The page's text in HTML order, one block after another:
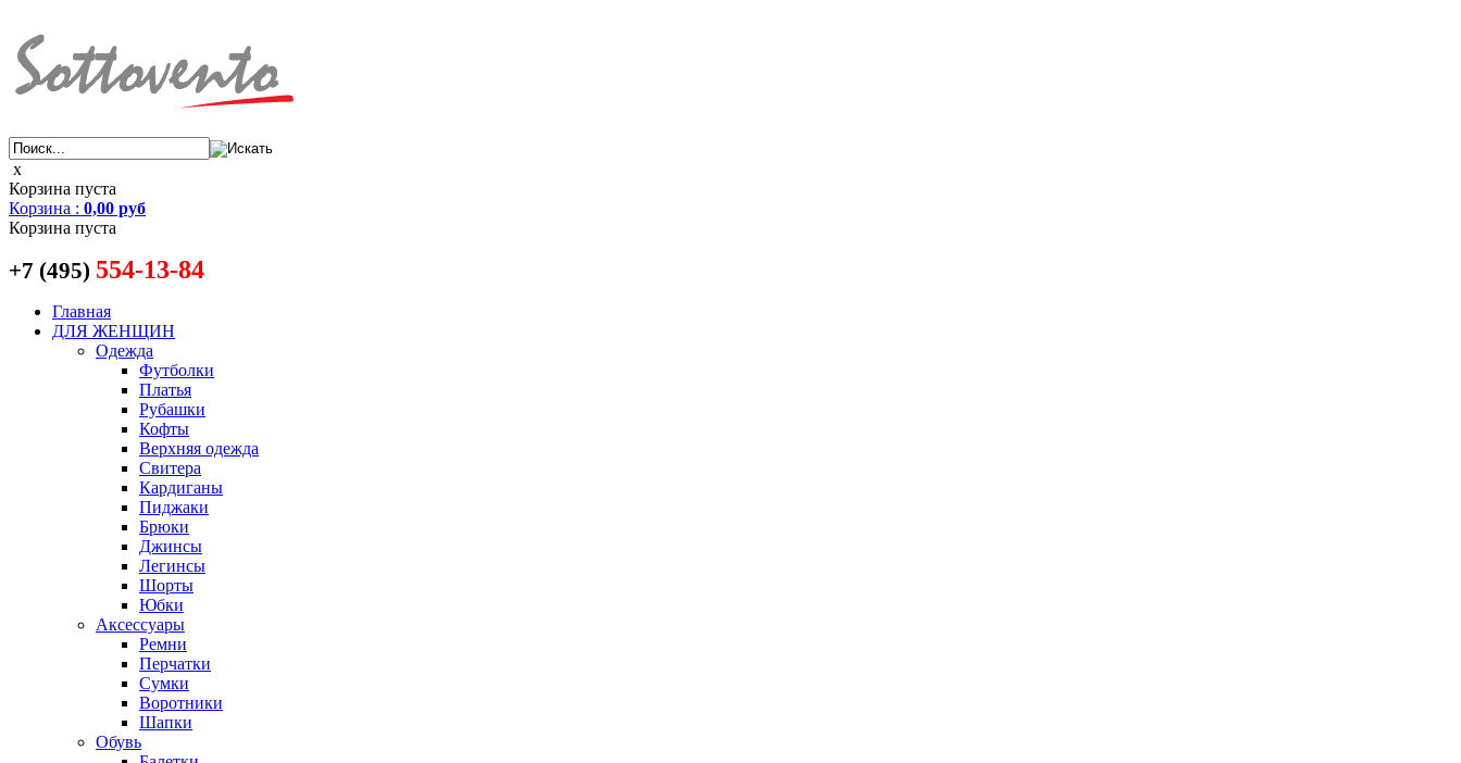
x
Корзина пуста
Корзина : 0,00 руб
Корзина пуста
+7 (495) 554-13-84
Главная
ДЛЯ ЖЕНЩИН
Одежда
Футболки
Платья
Рубашки
Кофты
Верхняя одежда
Свитера
Кардиганы
Пиджаки
Брюки
Джинсы
Легинсы
Шорты
Юбки
Аксессуары
Ремни
Перчатки
Сумки
Воротники
Шапки
Обувь